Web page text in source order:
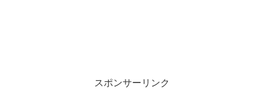
スポンサーリンク